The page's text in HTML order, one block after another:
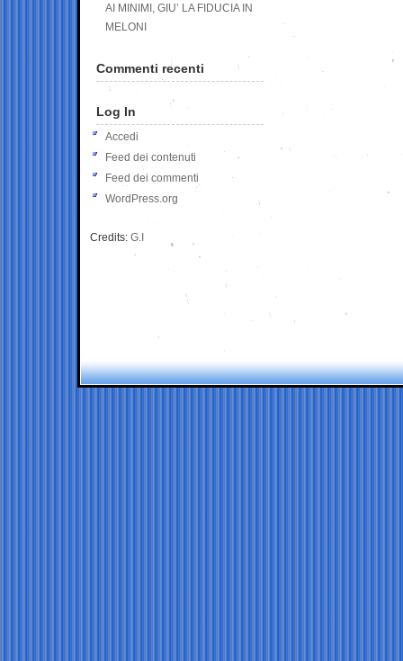
AI MINIMI, GIU’ LA FIDUCIA IN
MELONI
Commenti recenti
Log In
Accedi
Feed dei contenuti
Feed dei commenti
WordPress.org
Credits: G.I